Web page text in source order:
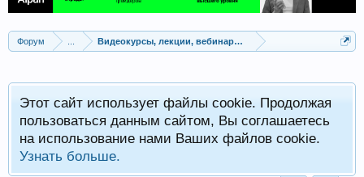
Форум Видеокурсы, лекции, вебинары, учебный материал
Этот сайт использует файлы cookie. Продолжая
пользоваться данным сайтом, Вы соглашаетесь
на использование нами Ваших файлов cookie.
Узнать больше.